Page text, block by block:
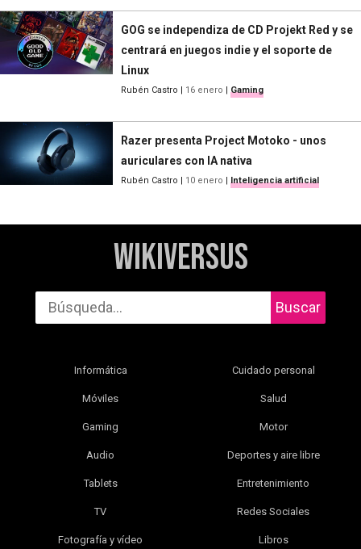
GOG se independiza de CD Projekt Red y se
centrará en juegos indie y el soporte de
Linux
Rubén Castro | 16 enero | Gaming
Razer presenta Project Motoko - unos
auriculares con IA nativa
Rubén Castro | 10 enero | Inteligencia artificial
WikiVersus
Buscar
Informática
Móviles
Gaming
Audio
Tablets
TV
Fotografía y vídeo
Cuidado personal
Salud
Motor
Deportes y aire libre
Entretenimiento
Redes Sociales
Libros